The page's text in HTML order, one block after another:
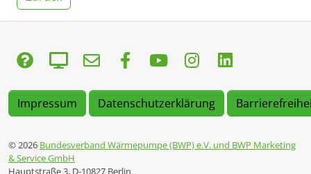
Impressum Datenschutzerklärung
© 2026 Bundesverband Wärmepumpe (BWP) e.V. und BWP Marketing
& Service GmbH
Hauptstraße 3, D-10827 Berlin